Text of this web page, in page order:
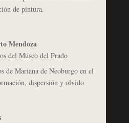
de pintura.
Mendoza
del Museo del Prado
de Mariana de Neoburgo en el
dispersión y olvido